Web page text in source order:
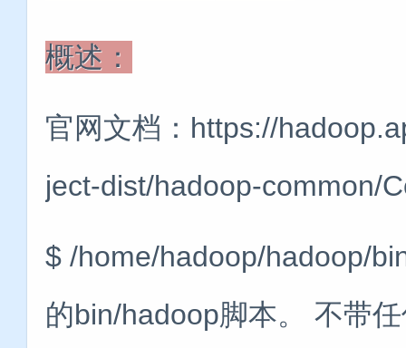
概述：
官网文档：https://
ject-dist/hadoop-common/
$ /home/hadoop/hadoop/
的bin/hadoop脚本。 不带